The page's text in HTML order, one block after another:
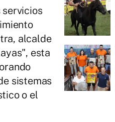
servicios
alcalde
esta
sistemas
o el